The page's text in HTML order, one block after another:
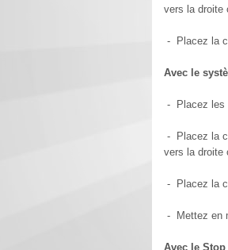
vers la droite
- Placez la
Avec le
- Placez les
- Placez la
vers la droite
- Placez la
- Mettez en
Avec le